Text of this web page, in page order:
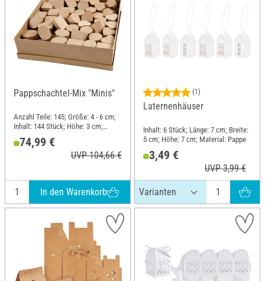
Pappschachtel-Mix "Minis"
Anzahl Teile: 145; Größe: 4 - 6 cm;
Inhalt: 144 Stück; Höhe: 3 cm;
74,99 €
UVP 104,66 €
In den Warenkorb
(1)
Laternenhäuser
Inhalt: 6 Stück; Länge: 7 cm; Breite:
5 cm; Höhe: 7 cm; Material: Pappe
3,49 €
UVP 3,99 €